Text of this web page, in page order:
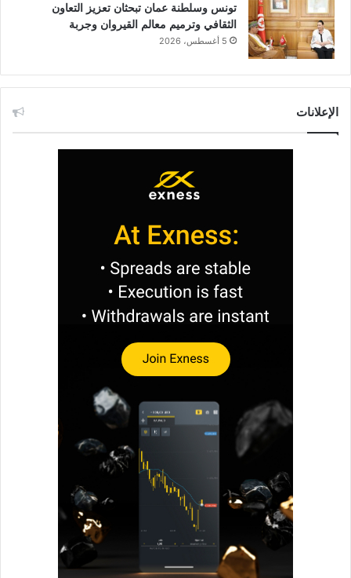
تونس وسلطنة عمان تبحثان تعزيز التعاون
الثقافي وترميم معالم القيروان وجربة
5 أغسطس، 2026
الإعلانات